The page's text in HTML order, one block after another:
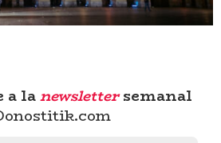
a lanewslettersemanal